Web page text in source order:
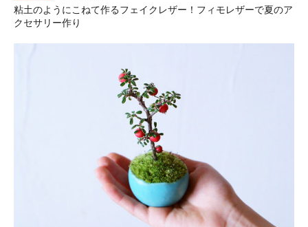
粘土のようにこねて作るフェイクレザー！フィモレザーで夏のア
クセサリー作り